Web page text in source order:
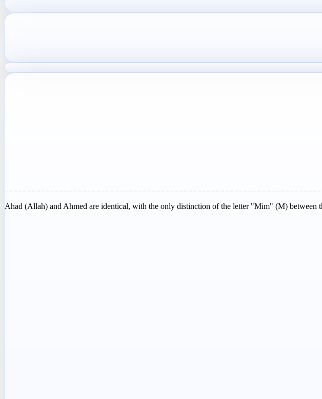
Ahad (Allah) and Ahmed are identical, with the only distinction of the letter "Mim" (M) between